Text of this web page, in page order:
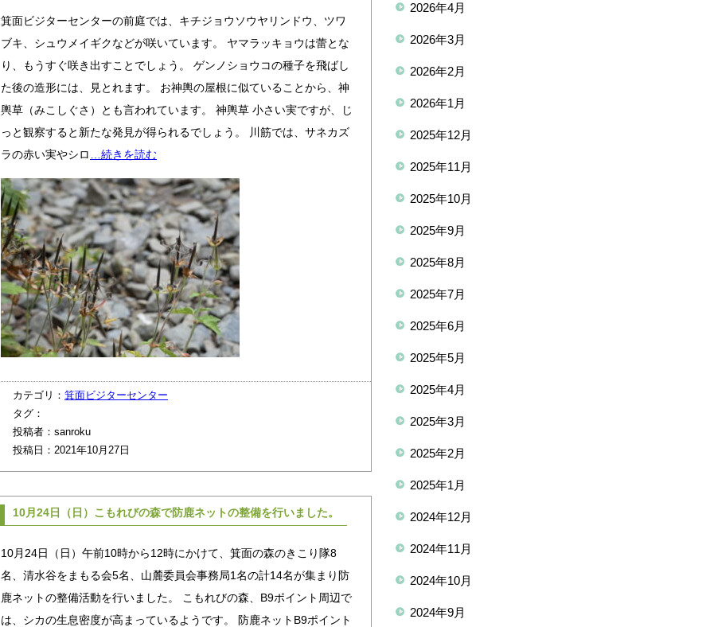
箕面ビジターセンターの前庭では、キチジョウソウヤリンドウ、ツワ
ブキ、シュウメイギクなどが咲いています。 ヤマラッキョウは蕾とな
り、もうすぐ咲き出すことでしょう。 ゲンノショウコの種子を飛ばし
た後の造形には、見とれます。 お神輿の屋根に似ていることから、神
輿草（みこしぐさ）とも言われています。 神輿草 小さい実ですが、じ
っと観察すると新たな発見が得られるでしょう。 川筋では、サネカズ
ラの赤い実やシロ
…続きを読む
カテゴリ： 箕面ビジターセンター
タグ：
投稿者：sanroku
投稿日：2021年10月27日
10月24日（日）こもれびの森で防鹿ネットの整備を行いました。
10月24日（日）午前10時から12時にかけて、箕面の森のきこり隊8
名、清水谷をまもる会5名、山麓委員会事務局1名の計14名が集まり防
鹿ネットの整備活動を行いました。 こもれびの森、B9ポイント周辺で
は、シカの生息密度が高まっているようです。 防鹿ネットB9ポイント
2026年4月
2026年3月
2026年2月
2026年1月
2025年12月
2025年11月
2025年10月
2025年9月
2025年8月
2025年7月
2025年6月
2025年5月
2025年4月
2025年3月
2025年2月
2025年1月
2024年12月
2024年11月
2024年10月
2024年9月